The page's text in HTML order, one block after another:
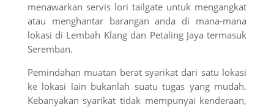
menawarkan servis lori tailgate untuk mengangkat
atau menghantar barangan anda di mana-mana
lokasi di Lembah Klang dan Petaling Jaya termasuk
Seremban.
Pemindahan muatan berat syarikat dari satu lokasi
ke lokasi lain bukanlah suatu tugas yang mudah.
Kebanyakan syarikat tidak mempunyai kenderaan,